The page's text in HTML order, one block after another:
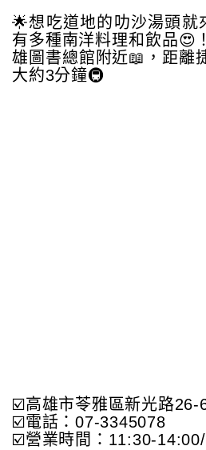
🌟想吃道地的叻沙湯頭
有多種南洋料理和飲品😍
雄圖書總館附近📖，距離
大約3分鐘🚇
☑️高雄市苓雅區新光路26-
☑️電話：07-3345078
☑️營業時間：11:30-